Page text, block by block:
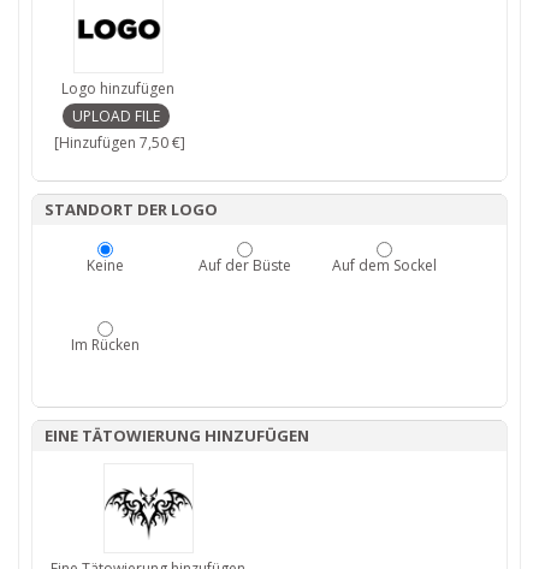
Logo hinzufügen
[Hinzufügen 7,50 €]
STANDORT DER LOGO
Keine Auf der Büste Auf dem Sockel
Im Rücken
EINE TÄTOWIERUNG HINZUFÜGEN